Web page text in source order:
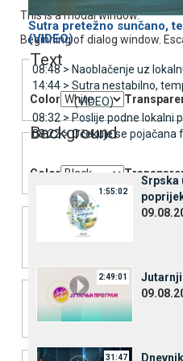
This is a modal window.
Beginning of dialog window.
Text
Color
Background
Color
Window
Font Size
Text Edge Style
Sutra pretežno sunčano,
(VIDEO)
08:48 > Naoblačenje uz
14:44 > Sutra nestabilno,
(VIDEO)
08:32 >Poslije podne lokalni
08:22 >Očekuje se pojačana
1:55:02
Srpska
2:49:01
31:47